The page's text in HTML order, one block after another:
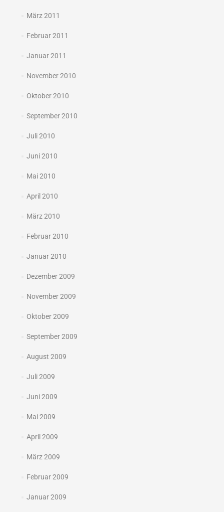
März 2011
Februar 2011
Januar 2011
November 2010
Oktober 2010
September 2010
Juli 2010
Juni 2010
Mai 2010
April 2010
März 2010
Februar 2010
Januar 2010
Dezember 2009
November 2009
Oktober 2009
September 2009
August 2009
Juli 2009
Juni 2009
Mai 2009
April 2009
März 2009
Februar 2009
Januar 2009